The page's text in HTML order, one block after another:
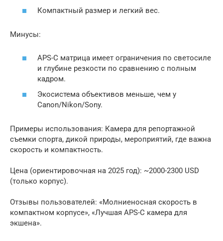
Компактный размер и легкий вес.
Минусы:
APS-C матрица имеет ограничения по светосиле
и глубине резкости по сравнению с полным
кадром.
Экосистема объективов меньше, чем у
Canon/Nikon/Sony.
Примеры использования: Камера для репортажной
съемки спорта, дикой природы, мероприятий, где важна
скорость и компактность.
Цена (ориентировочная на 2025 год): ~2000-2300 USD
(только корпус).
Отзывы пользователей: «Молниеносная скорость в
компактном корпусе», «Лучшая APS-C камера для
экшена».